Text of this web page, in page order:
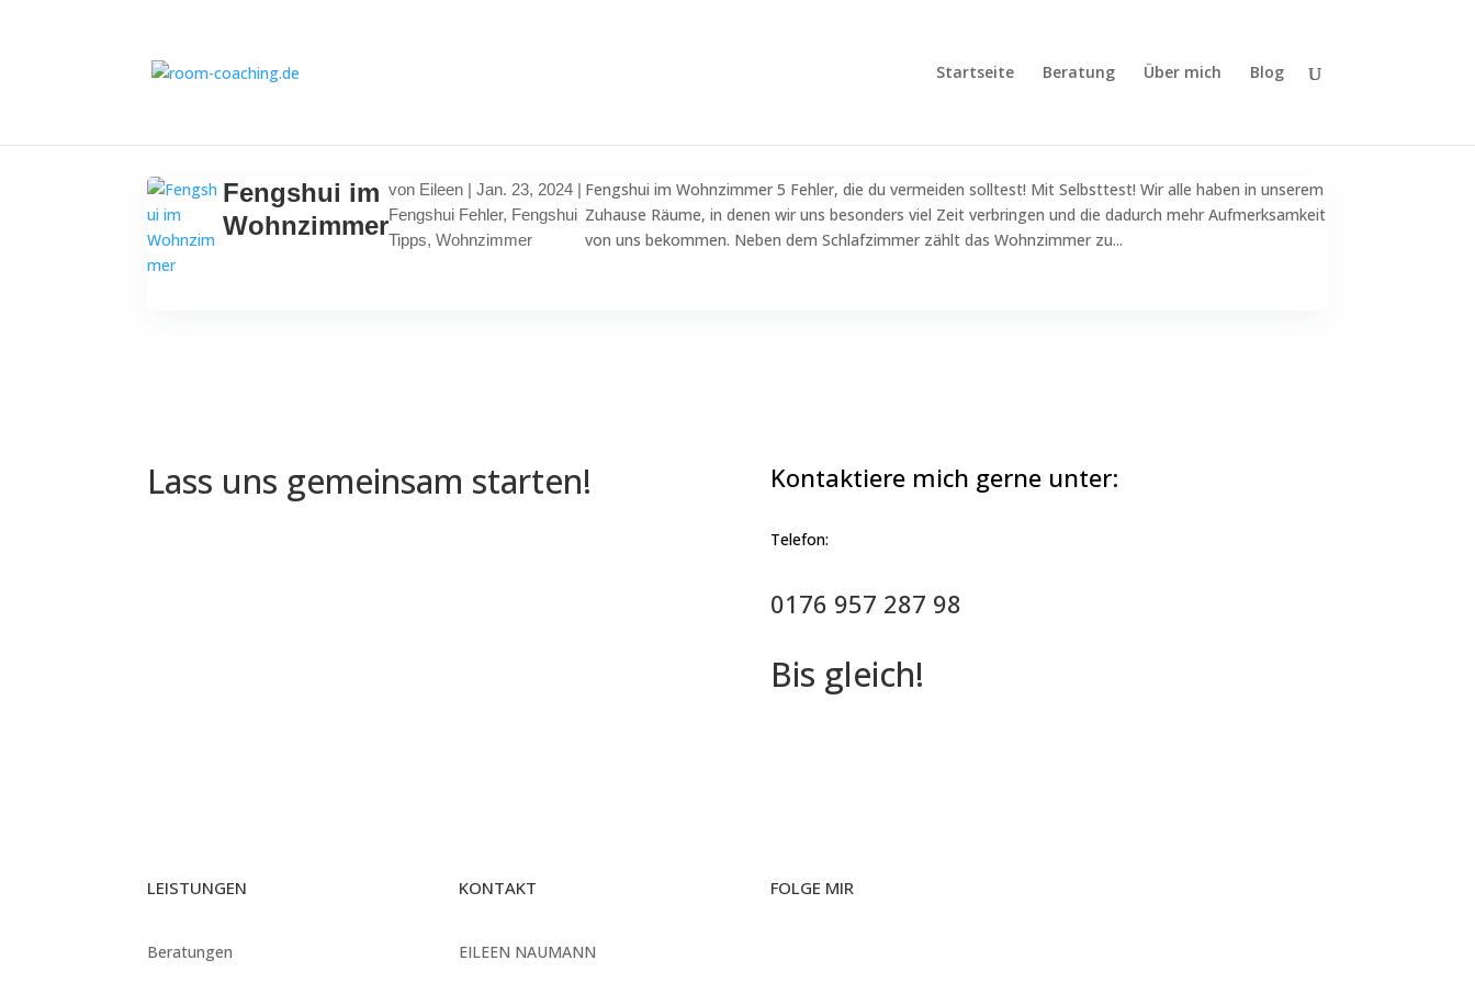
Startseite Beratung Über mich Blog
Fengshui im
Wohnzimmer
von Eileen| Jan. 23, 2024|
Fengshui Fehler, Fengshui
Tipps, Wohnzimmer
Fengshui im Wohnzimmer 5 Fehler, die du vermeiden solltest! Mit Selbsttest! Wir alle haben in unserem
Zuhause Räume, in denen wir uns besonders viel Zeit verbringen und die dadurch mehr Aufmerksamkeit
von uns bekommen. Neben dem Schlafzimmer zählt das Wohnzimmer zu...
Lass uns gemeinsam starten! Kontaktiere mich gerne unter:
Telefon:
0176 957 287 98
Bis gleich!
LEISTUNGEN
Beratungen
KONTAKT
EILEEN NAUMANN
FOLGE MIR